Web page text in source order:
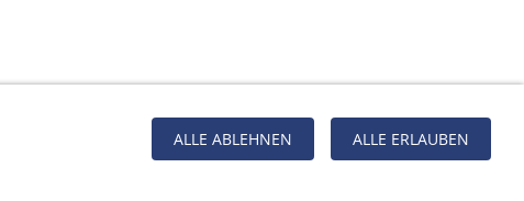
ALLE ERLAUBEN
ALLE ABLEHNEN